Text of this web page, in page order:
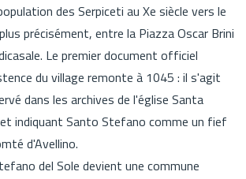
des Serpiceti au Xe siècle vers le
précisément, entre la Piazza Oscar Brini
Le premier document officiel
du village remonte à 1045 : il s'agit
dans les archives de l'église Santa
indiquant Santo Stefano comme un fief
d'Avellino.
del Sole devient une commune